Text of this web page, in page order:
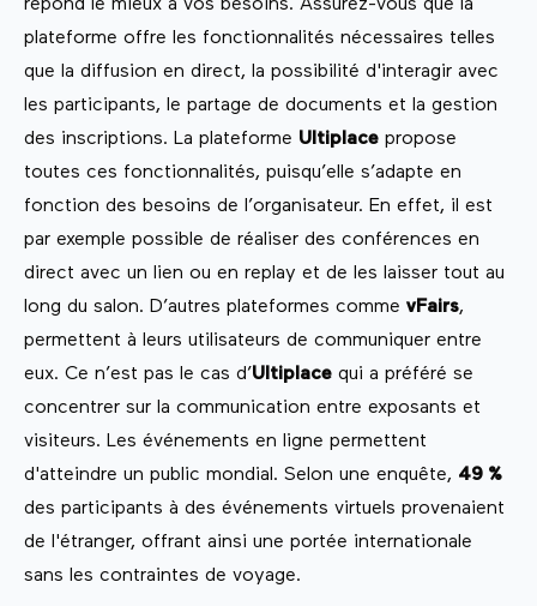
répond le mieux à vos besoins. Assurez-vous que la
plateforme offre les fonctionnalités nécessaires telles
que la diffusion en direct, la possibilité d'interagir avec
les participants, le partage de documents et la gestion
des inscriptions. La plateforme Ultiplace propose
toutes ces fonctionnalités, puisqu’elle s’adapte en
fonction des besoins de l’organisateur. En effet, il est
par exemple possible de réaliser des conférences en
direct avec un lien ou en replay et de les laisser tout au
long du salon. D’autres plateformes comme vFairs,
permettent à leurs utilisateurs de communiquer entre
eux. Ce n’est pas le cas d’Ultiplace qui a préféré se
concentrer sur la communication entre exposants et
visiteurs. Les événements en ligne permettent
d'atteindre un public mondial. Selon une enquête, 49 %
des participants à des événements virtuels provenaient
de l'étranger, offrant ainsi une portée internationale
sans les contraintes de voyage.